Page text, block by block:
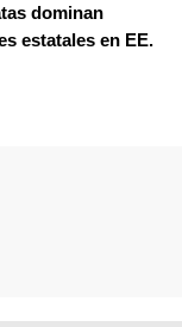
dominan
estatales en EE.